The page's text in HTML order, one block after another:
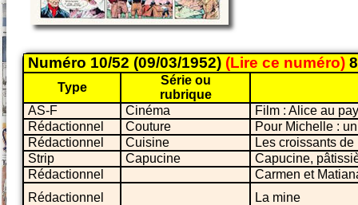
Numéro 10/52 (09/03/1952) (Lire ce numéro)
Type
Série ou
rubrique
AS-F
Cinéma
Film : Alice au
Rédactionnel
Couture
Pour Michelle :
Rédactionnel
Cuisine
Les croissants
Strip
Capucine
Capucine,
Rédactionnel
Carmen et
Rédactionnel
La mine